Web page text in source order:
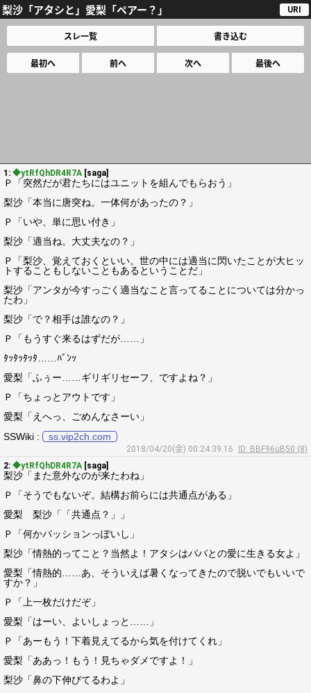
梨沙「アタシと」愛梨「ペアー？」 URI
スレ一覧 書き込む
最初へ 前へ 次へ 最後へ
1: ◆ytRfQhDR4R7A [saga]
Ｐ「突然だが君たちにはユニットを組んでもらおう」
梨沙「本当に唐突ね。一体何があったの？」
Ｐ「いや、単に思い付き」
梨沙「適当ね。大丈夫なの？」
Ｐ「梨沙、覚えておくといい。世の中には適当に閃いたことが大ヒッ
トすることもしないこともあるということだ」
梨沙「アンタが今すっごく適当なこと言ってることについては分かっ
たわ」
梨沙「で？相手は誰なの？」
Ｐ「もうすぐ来るはずだが……」
ﾀｯﾀｯﾀｯﾀ……ﾊﾞﾝｯ
愛梨「ふぅー……ギリギリセーフ、ですよね？」
Ｐ「ちょっとアウトです」
愛梨「えへっ、ごめんなさーい」
SSWiki :
ss.vip2ch.com
2018/04/20(金) 00:24:39.16
ID: BBF96uB50 (8)
2: ◆ytRfQhDR4R7A [saga]
梨沙「また意外なのが来たわね」
Ｐ「そうでもないぞ。結構お前らには共通点がある」
愛梨 梨沙「「共通点？」」
Ｐ「何かパッションっぽいし」
梨沙「情熱的ってこと？当然よ！アタシはパパとの愛に生きる女よ」
愛梨「情熱的……あ、そういえば暑くなってきたので脱いでもいいで
すか？」
Ｐ「上一枚だけだぞ」
愛梨「はーい、よいしょっと……」
Ｐ「あーもう！下着見えてるから気を付けてくれ」
愛梨「ああっ！もう！見ちゃダメですよ！」
梨沙「鼻の下伸びてるわよ」